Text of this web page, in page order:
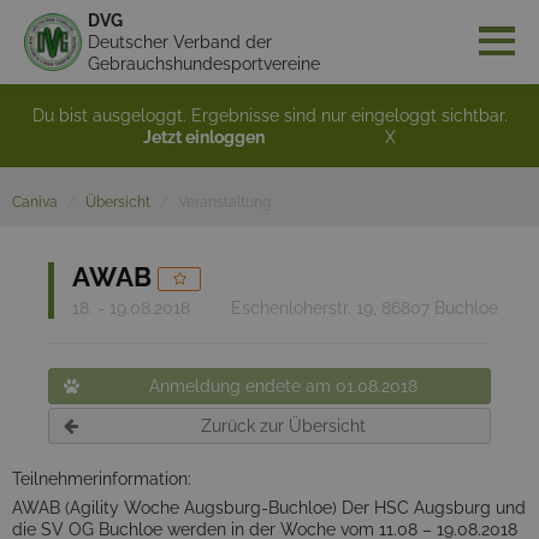
DVG
Deutscher Verband der
Gebrauchshundesportvereine
Du bist ausgeloggt. Ergebnisse sind nur eingeloggt sichtbar.
Jetzt einloggen
X
Caniva Übersicht
AWAB
18. - 19.08.2018 Eschenloherstr. 19, 86807 Buchloe
Anmeldung endete am 01.08.2018
Zurück zur Übersicht
Teilnehmerinformation:
AWAB (Agility Woche Augsburg-Buchloe) Der HSC Augsburg und
die SV OG Buchloe werden in der Woche vom 11.08 – 19.08.2018